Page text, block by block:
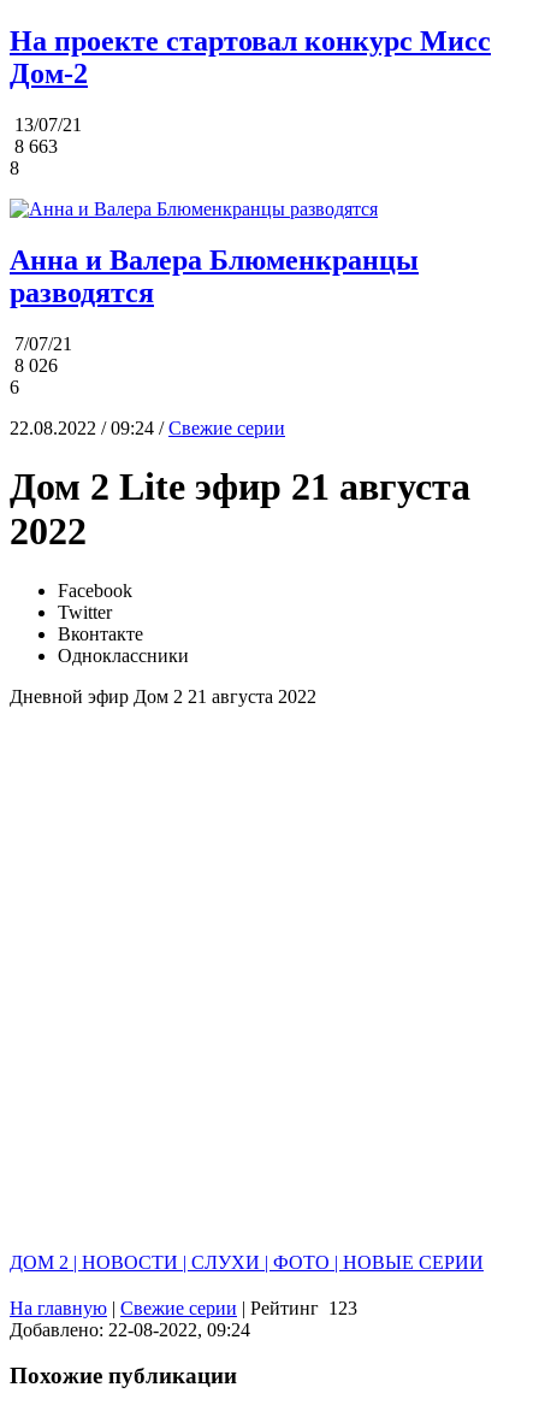
На проекте стартовал конкурс Мисс
Дом-2
13/07/21
8 663
8
Анна и Валера Блюменкранцы
разводятся
7/07/21
8 026
6
22.08.2022 / 09:24 /Свежие серии
Дом 2 Lite эфир 21 августа
2022
Facebook
Twitter
Вконтакте
Одноклассники
Дневной эфир Дом 2 21 августа 2022
ДОМ 2 | НОВОСТИ | СЛУХИ | ФОТО | НОВЫЕ СЕРИИ
На главную | Свежие серии | Рейтинг 123
Добавлено: 22-08-2022, 09:24
Похожие публикации